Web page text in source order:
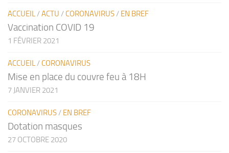
ACCUEIL/ACTU / CORONAVIRUS/ EN BREF
Vaccination COVID 19
1 FÉVRIER 2021
ACCUEIL/ CORONAVIRUS
Mise en place du couvre feu à 18H
7 JANVIER 2021
CORONAVIRUS/ EN BREF
Dotation masques
27 OCTOBRE 2020